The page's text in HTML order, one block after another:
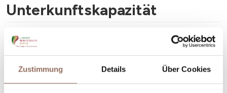
Zustimmung Details Über Cookies
Unterkunftskapazität
Rooms number:
Anzahl Badezimmer:2
Beds number: